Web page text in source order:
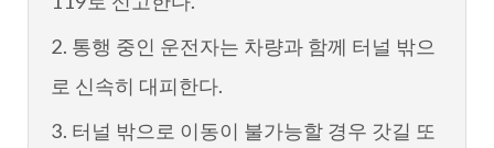
2. 통행 중인 운전자는 차량과 함께 터널 밖으
로 신속히 대피한다.
3. 터널 밖으로 이동이 불가능할 경우 갓길 또